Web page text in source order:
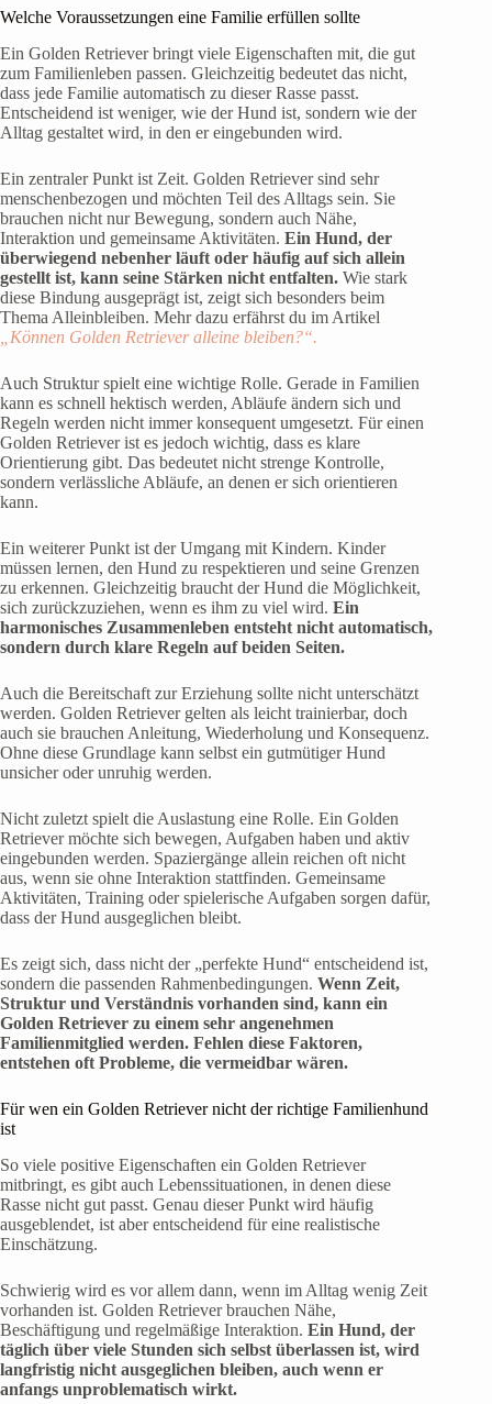
Welche Voraussetzungen eine Familie erfüllen sollte
Ein Golden Retriever bringt viele Eigenschaften mit, die gut
zum Familienleben passen. Gleichzeitig bedeutet das nicht,
dass jede Familie automatisch zu dieser Rasse passt.
Entscheidend ist weniger, wie der Hund ist, sondern wie der
Alltag gestaltet wird, in den er eingebunden wird.
Ein zentraler Punkt ist Zeit. Golden Retriever sind sehr
menschenbezogen und möchten Teil des Alltags sein. Sie
brauchen nicht nur Bewegung, sondern auch Nähe,
Interaktion und gemeinsame Aktivitäten. Ein Hund, der
überwiegend nebenher läuft oder häufig auf sich allein
gestellt ist, kann seine Stärken nicht entfalten. Wie stark
diese Bindung ausgeprägt ist, zeigt sich besonders beim
Thema Alleinbleiben. Mehr dazu erfährst du im Artikel
„Können Golden Retriever alleine bleiben?“.
Auch Struktur spielt eine wichtige Rolle. Gerade in Familien
kann es schnell hektisch werden, Abläufe ändern sich und
Regeln werden nicht immer konsequent umgesetzt. Für einen
Golden Retriever ist es jedoch wichtig, dass es klare
Orientierung gibt. Das bedeutet nicht strenge Kontrolle,
sondern verlässliche Abläufe, an denen er sich orientieren
kann.
Ein weiterer Punkt ist der Umgang mit Kindern. Kinder
müssen lernen, den Hund zu respektieren und seine Grenzen
zu erkennen. Gleichzeitig braucht der Hund die Möglichkeit,
sich zurückzuziehen, wenn es ihm zu viel wird. Ein
harmonisches Zusammenleben entsteht nicht automatisch,
sondern durch klare Regeln auf beiden Seiten.
Auch die Bereitschaft zur Erziehung sollte nicht unterschätzt
werden. Golden Retriever gelten als leicht trainierbar, doch
auch sie brauchen Anleitung, Wiederholung und Konsequenz.
Ohne diese Grundlage kann selbst ein gutmütiger Hund
unsicher oder unruhig werden.
Nicht zuletzt spielt die Auslastung eine Rolle. Ein Golden
Retriever möchte sich bewegen, Aufgaben haben und aktiv
eingebunden werden. Spaziergänge allein reichen oft nicht
aus, wenn sie ohne Interaktion stattfinden. Gemeinsame
Aktivitäten, Training oder spielerische Aufgaben sorgen dafür,
dass der Hund ausgeglichen bleibt.
Es zeigt sich, dass nicht der „perfekte Hund“ entscheidend ist,
sondern die passenden Rahmenbedingungen. Wenn Zeit,
Struktur und Verständnis vorhanden sind, kann ein
Golden Retriever zu einem sehr angenehmen
Familienmitglied werden. Fehlen diese Faktoren,
entstehen oft Probleme, die vermeidbar wären.
Für wen ein Golden Retriever nicht der richtige Familienhund
ist
So viele positive Eigenschaften ein Golden Retriever
mitbringt, es gibt auch Lebenssituationen, in denen diese
Rasse nicht gut passt. Genau dieser Punkt wird häufig
ausgeblendet, ist aber entscheidend für eine realistische
Einschätzung.
Schwierig wird es vor allem dann, wenn im Alltag wenig Zeit
vorhanden ist. Golden Retriever brauchen Nähe,
Beschäftigung und regelmäßige Interaktion. Ein Hund, der
täglich über viele Stunden sich selbst überlassen ist, wird
langfristig nicht ausgeglichen bleiben, auch wenn er
anfangs unproblematisch wirkt.